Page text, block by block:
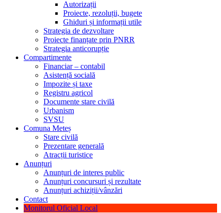
Autorizații
Proiecte, rezoluții, bugete
Ghiduri și informații utile
Strategia de dezvoltare
Proiecte finanțate prin PNRR
Strategia anticorupție
Compartimente
Financiar – contabil
Asistență socială
Impozite și taxe
Registru agricol
Documente stare civilă
Urbanism
SVSU
Comuna Meteș
Stare civilă
Prezentare generală
Atracții turistice
Anunțuri
Anunțuri de interes public
Anunțuri concursuri și rezultate
Anunțuri achiziții/vânzări
Contact
Monitorul Oficial Local